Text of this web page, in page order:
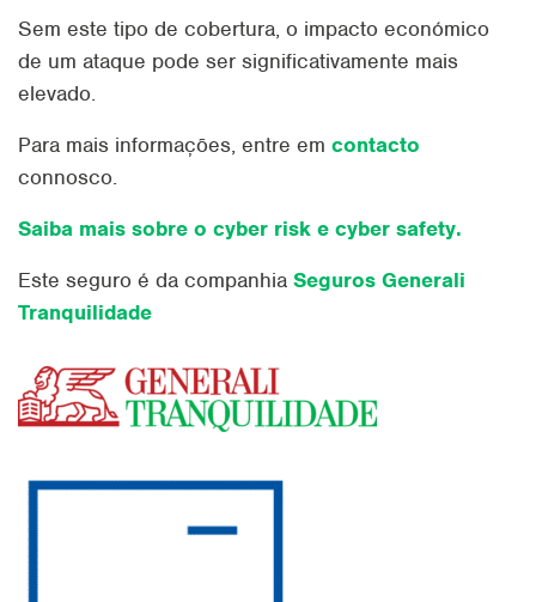
Sem este tipo de cobertura, o impacto económico
de um ataque pode ser significativamente mais
elevado.
Para mais informações, entre em contacto
connosco.
Saiba mais sobre o cyber risk e cyber safety.
Este seguro é da companhia Seguros Generali
Tranquilidade